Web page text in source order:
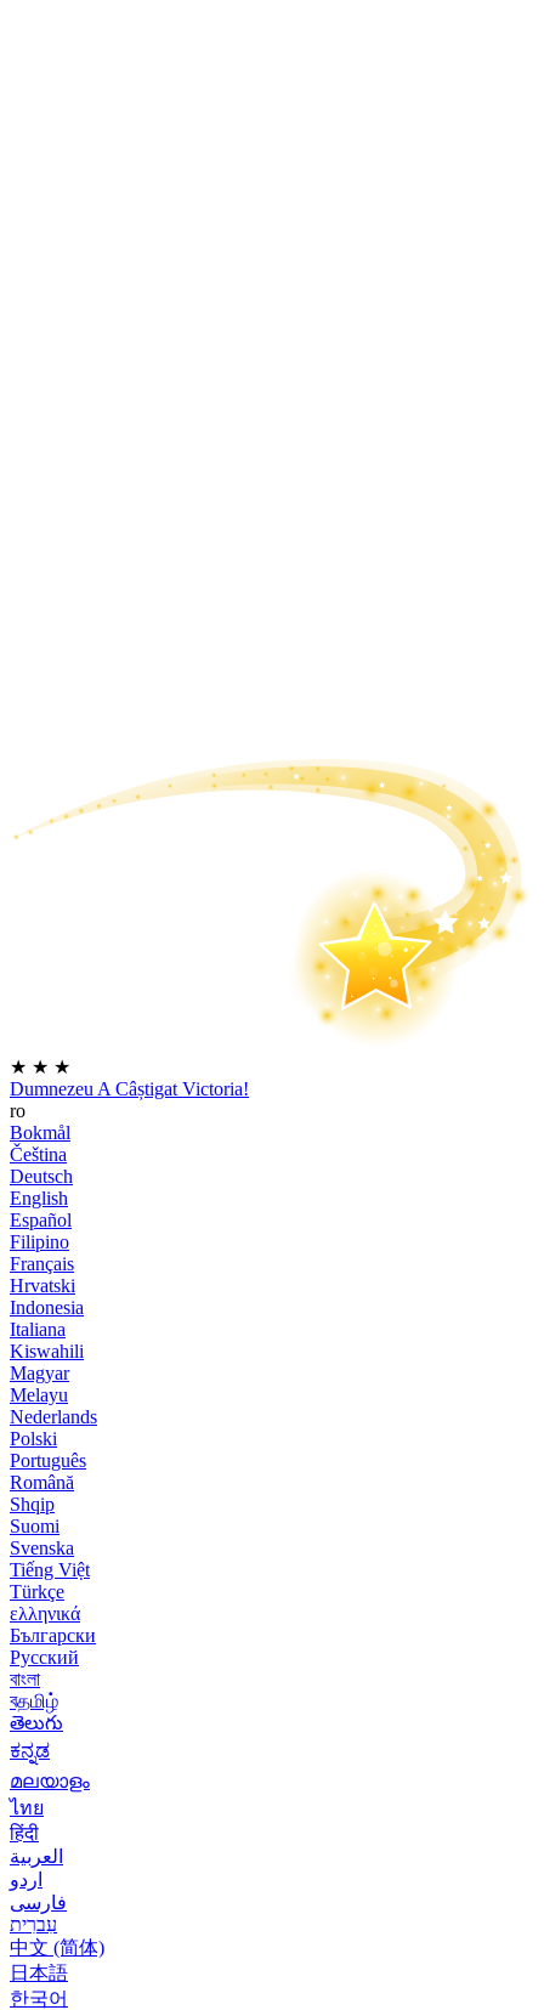
★ ★ ★
Dumnezeu A Câștigat Victoria!
ro
Bokmål
Čeština
Deutsch
English
Español
Filipino
Français
Hrvatski
Indonesia
Italiana
Kiswahili
Magyar
Melayu
Nederlands
Polski
Português
Română
Shqip
Suomi
Svenska
Tiếng Việt
Türkçe
ελληνικά
Български
Русский
বাংলা
বதமிழ்
తెలుగు
ಕನ್ನಡ
മലയാളം
ไทย
हिंदी
العربية
اردو
فارسی
עִברִית
中文 (简体)
日本語
한국어